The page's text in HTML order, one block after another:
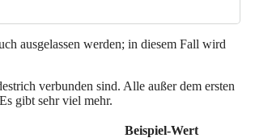
ausgelassen werden; in diesem Fall wird
verbunden sind. Alle außer dem ersten
gibt sehr viel mehr.
Beispiel-Wert